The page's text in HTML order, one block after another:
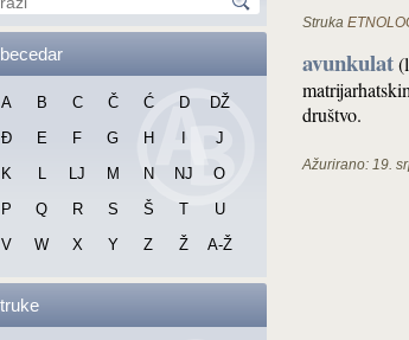
A B C Č Ć D
DŽ
Đ
E F G H
J
K
L LJ M N NJ
O
P
Q R S Š T
U
V
W X Y Z Ž A-Ž
Struka
avunkulat
društvo.
Ažurirano: 19.